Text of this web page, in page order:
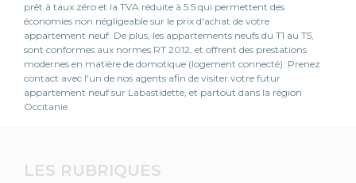
prêt à taux zéro et la TVA réduite à 5.5 qui permettent des
économies non négligeable sur le prix d'achat de votre
appartement neuf. De plus, les appartements neufs du T1 au T5,
sont conformes aux normes RT 2012, et offrent des prestations
modernes en matière de domotique (logement connecté). Prenez
contact avec l'un de nos agents afin de visiter votre futur
appartement neuf sur Labastidette, et partout dans la région
Occitanie.
LES RUBRIQUES